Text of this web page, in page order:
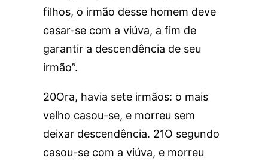
filhos, o irmão desse homem deve
casar-se com a viúva, a fim de
garantir a descendência de seu
irmão”.
20Ora, havia sete irmãos: o mais
velho casou-se, e morreu sem
deixar descendência. 21O segundo
casou-se com a viúva, e morreu